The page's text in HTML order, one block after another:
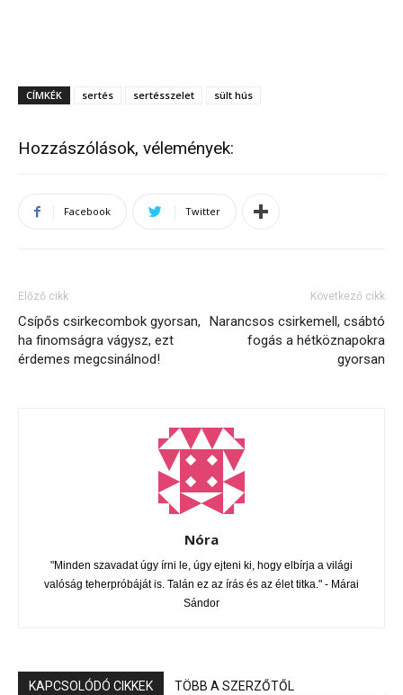
CÍMKÉK sertés sertésszelet sült hús
Hozzászólások, vélemények:
Facebook Twitter
Előző cikk
Csípős csirkecombok gyorsan,
ha finomságra vágysz, ezt
érdemes megcsinálnod!
Következő cikk
Narancsos csirkemell, csábtó
fogás a hétköznapokra
gyorsan
Nóra
"Minden szavadat úgy írni le, úgy ejteni ki, hogy elbírja a világi
valóság teherpróbáját is. Talán ez az írás és az élet titka." - Márai
Sándor
KAPCSOLÓDÓ CIKKEK TÖBB A SZERZŐTŐL